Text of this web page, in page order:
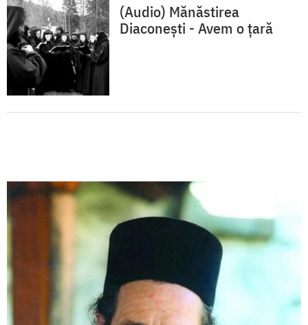
(Audio) Mănăstirea
Diaconești - Avem o țară